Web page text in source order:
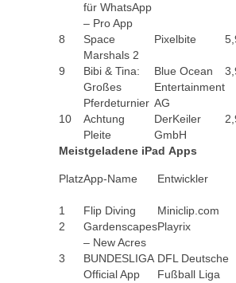
für WhatsApp
– Pro App
8
Space
Marshals 2
Pixelbite
9
Bibi & Tina:
Großes
Pferdeturnier
Blue Ocean
Entertainment
AG
10
Achtung
Pleite
DerKeiler
GmbH
Meistgeladene iPad Apps
PlatzApp-Name Entwickler
1
Flip Diving Miniclip.com
2
Gardenscapes
– New Acres
Playrix
3
BUNDESLIGA
Official App
DFL Deutsche
Fußball Liga